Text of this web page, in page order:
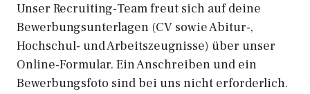
Unser Recruiting-Team freut sich auf deine
Bewerbungsunterlagen (CV sowie Abitur-,
Hochschul- und Arbeitszeugnisse) über unser
Online-Formular. Ein Anschreiben und ein
Bewerbungsfoto sind bei uns nicht erforderlich.